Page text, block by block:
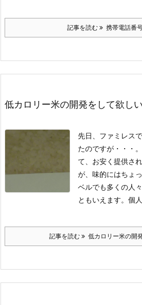
記事を読む 携帯電話番
低カロリー米の開発をして欲しい
先日、ファミレス
たのですが・・・
て、お安く提供さ
が、味的にはちょ
ベルでも多くの人
ともいえます。 個
記事を読む 低カロリー米の開